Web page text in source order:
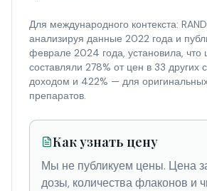
Для международного контекста:
анализируя данные 2022 года и
феврале 2024 года, установила,
составляли 278% от цен в 33 других
доходом и 422% — для
препаратов.
Как узнать цену
Мы не публикуем цены. Цена
дозы, количества флаконов и